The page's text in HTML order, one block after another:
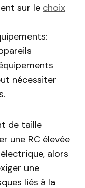
sur le choix
nécessiter
de taille
une RC élevée
alors
une
liés à la